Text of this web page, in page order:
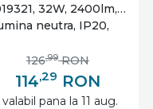
32W, 2400lm,
neutra, IP20,
114,29 RON
126,99 RON
valabil pana la 11 aug.